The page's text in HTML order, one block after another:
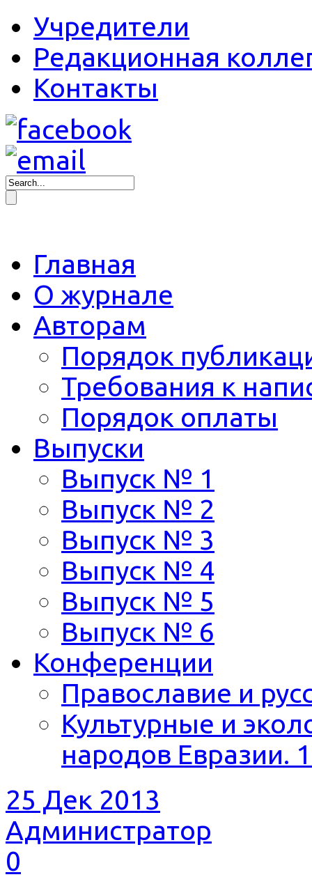
Учредители
Редакционная
Контакты
Главная
О журнале
Авторам
Порядок
Требования к
Порядок оплаты
Выпуски
Выпуск № 1
Выпуск № 2
Выпуск № 3
Выпуск № 4
Выпуск № 5
Выпуск № 6
Конференции
Православие и
Культурные и
народов Евразии.
25 Дек 2013
Администратор
0